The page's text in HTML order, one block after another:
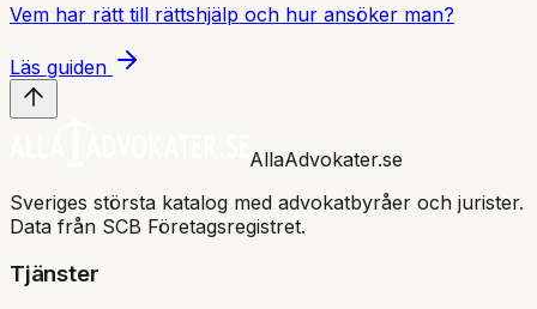
Vem har rätt till rättshjälp och hur ansöker man?
Läs guiden
AllaAdvokater.se
Sveriges största katalog med advokatbyråer och jurister.
Data från SCB Företagsregistret.
Tjänster